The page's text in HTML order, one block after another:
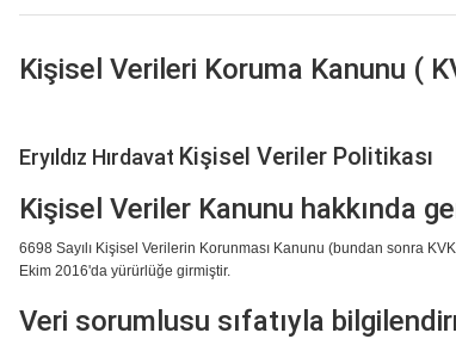
Kişisel Verileri Koruma Kanunu (
Eryıldız Hırdavat Kişisel Veriler Politikası
Kişisel Veriler Kanunu hakkında
6698 Sayılı Kişisel Verilerin Korunması Kanunu (bundan sonra
Ekim 2016'da yürürlüğe girmiştir.
Veri sorumlusu sıfatıyla